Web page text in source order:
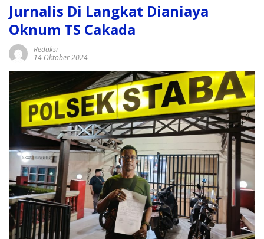
Jurnalis Di Langkat Dianiaya
Oknum TS Cakada
Redaksi
14 Oktober 2024